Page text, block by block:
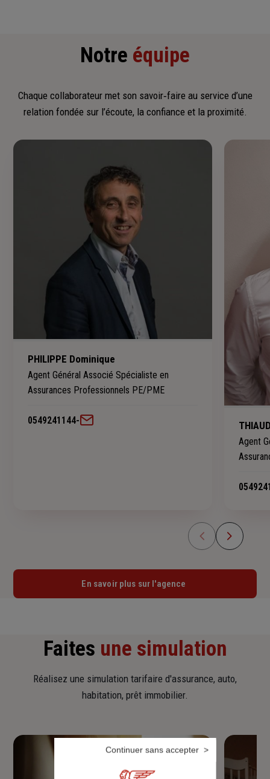
Notre équipe
Chaque collaborateur met son savoir‑faire au service d’une
relation fondée sur l’écoute, la confiance et la proximité.
PHILIPPE Dominique
Agent Général Associé Spécialiste en
Assurances Professionnels PE/PME
0549241144-
Agent
En savoir plus sur l'agence
Faites une simulation
Réalisez une simulation tarifaire d'assurance, auto,
habitation, prêt immobilier.
Continuer sans accepter